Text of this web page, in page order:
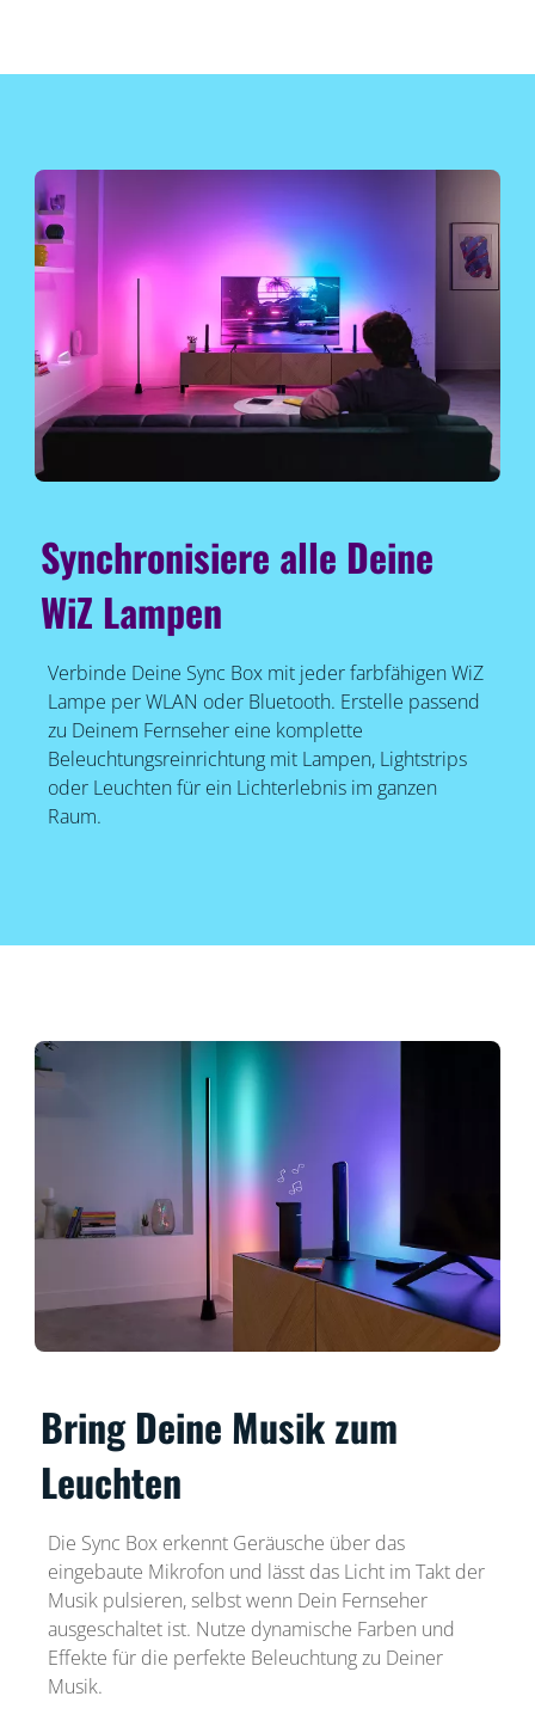
Synchronisiere alle Deine
WiZ Lampen
Verbinde Deine Sync Box mit jeder farbfähigen WiZ
Lampe per WLAN oder Bluetooth. Erstelle passend
zu Deinem Fernseher eine komplette
Beleuchtungsreinrichtung mit Lampen, Lightstrips
oder Leuchten für ein Lichterlebnis im ganzen
Raum.
Bring Deine Musik zum
Leuchten
Die Sync Box erkennt Geräusche über das
eingebaute Mikrofon und lässt das Licht im Takt der
Musik pulsieren, selbst wenn Dein Fernseher
ausgeschaltet ist. Nutze dynamische Farben und
Effekte für die perfekte Beleuchtung zu Deiner
Musik.